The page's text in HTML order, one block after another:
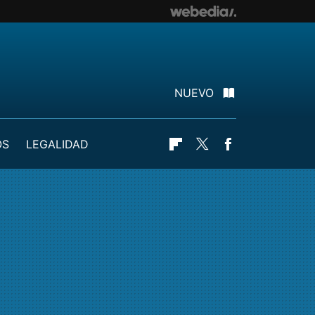
NUEVO
LEGALIDAD Flipboard
Twitter